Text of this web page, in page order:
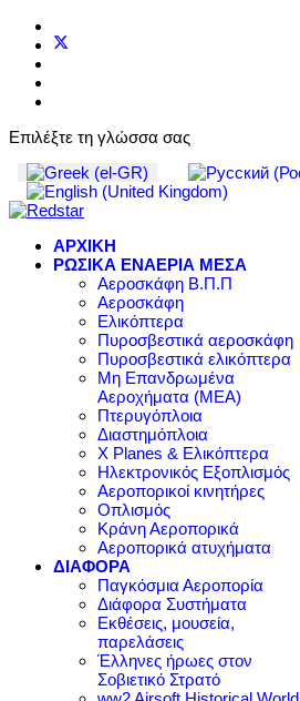
Επιλέξτε τη γλώσσα σας
ΑΡΧΙΚΗ
ΡΩΣΙΚΑ ΕΝΑΕΡΙΑ ΜΕΣΑ
Αεροσκάφη Β.Π.Π
Αεροσκάφη
Ελικόπτερα
Πυροσβεστικά αεροσκάφη
Πυροσβεστικά ελικόπτερα
Μη Επανδρωμένα
Αεροχήματα (ΜΕΑ)
Πτερυγόπλοια
Διαστημόπλοια
X Planes & Ελικόπτερα
Ηλεκτρονικός Εξοπλισμός
Αεροπορικοί κινητήρες
Οπλισμός
Κράνη Αεροπορικά
Αεροπορικά ατυχήματα
ΔΙΑΦΟΡΑ
Παγκόσμια Αεροπορία
Διάφορα Συστήματα
Εκθέσεις, μουσεία,
παρελάσεις
Έλληνες ήρωες στον
Σοβιετικό Στρατό